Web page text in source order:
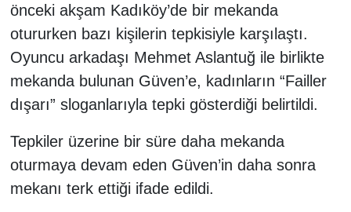
önceki akşam Kadıköy’de bir mekanda
otururken bazı kişilerin tepkisiyle karşılaştı.
Oyuncu arkadaşı Mehmet Aslantuğ ile birlikte
mekanda bulunan Güven’e, kadınların “Failler
dışarı” sloganlarıyla tepki gösterdiği belirtildi.
Tepkiler üzerine bir süre daha mekanda
oturmaya devam eden Güven’in daha sonra
mekanı terk ettiği ifade edildi.